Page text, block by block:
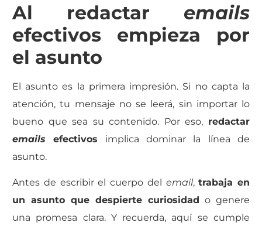
Al redactar emails
efectivos empieza por
el asunto
El asunto es la primera impresión. Si no capta la
atención, tu mensaje no se leerá, sin importar lo
bueno que sea su contenido. Por eso, redactar
emails efectivos implica dominar la línea de
asunto.
Antes de escribir el cuerpo del email,trabaja en
un asunto que despierte curiosidad o genere
una promesa clara. Y recuerda, aquí se cumple